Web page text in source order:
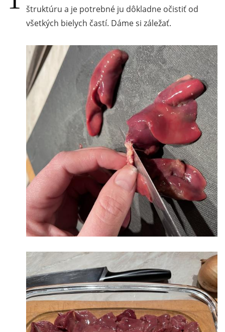
štruktúru a je potrebné ju dôkladne očistiť od
všetkých bielych častí. Dáme si záležať.